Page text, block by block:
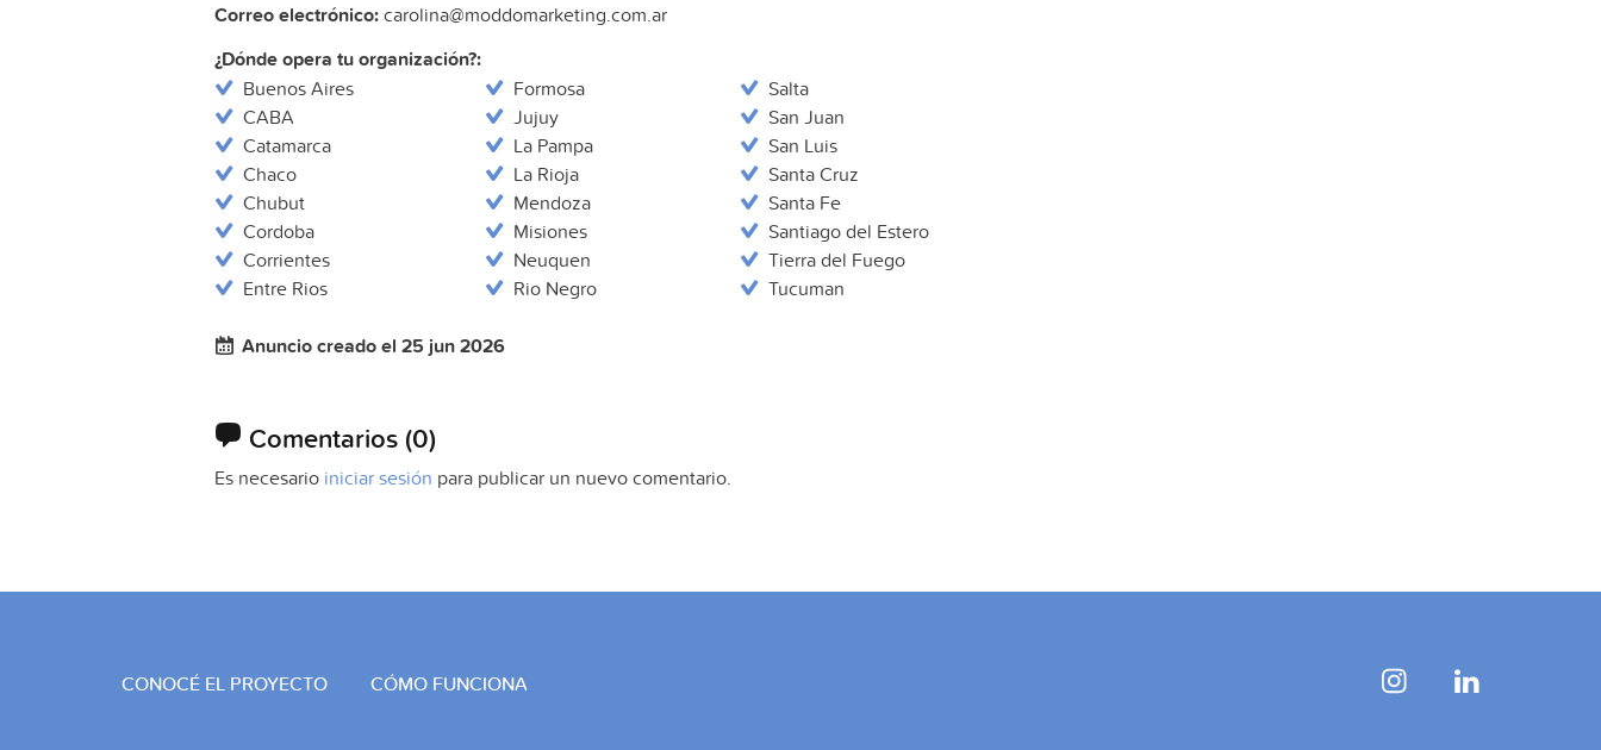
Correo electrónico:carolina@moddomarketing.com.ar
¿Dónde opera tu organización?:
Buenos Aires
CABA
Catamarca
Chaco
Chubut
Cordoba
Corrientes
Entre Rios
Formosa
Jujuy
La Pampa
La Rioja
Mendoza
Misiones
Neuquen
Rio Negro
Salta
San Juan
San Luis
Santa Cruz
Santa Fe
Santiago del Estero
Tierra del Fuego
Tucuman
Anuncio creado el 25 jun 2026
Comentarios (0)
Es necesario iniciar sesión para publicar un nuevo comentario.
CONOCÉ EL PROYECTO CÓMO FUNCIONA